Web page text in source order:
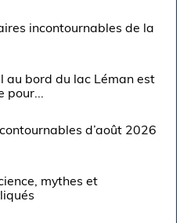
incontournables de la
au bord du lac Léman est
pour...
d’août 2026
mythes et